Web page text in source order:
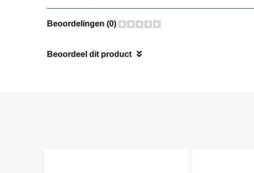
Beoordelingen (0)
Beoordeel dit product